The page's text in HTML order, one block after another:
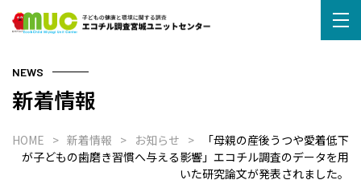
新着情報
NEWS
HOME 新着情報 お知らせ
「母親の産後うつや愛着低下
が子どもの歯磨き習慣へ与える影響」エコチル調査のデータを用
いた研究論文が発表されました。